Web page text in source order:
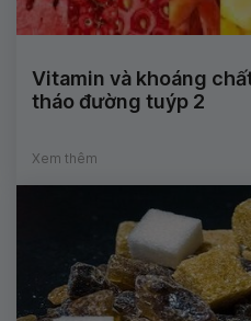
Vitamin và khoáng
tháo đường tuýp 2
Xem thêm